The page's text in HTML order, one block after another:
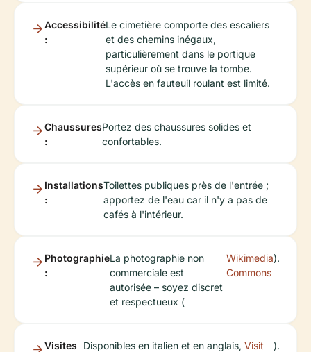
Accessibilité
:
Le cimetière comporte des escaliers
et des chemins inégaux,
particulièrement dans le portique
supérieur où se trouve la tombe.
L'accès en fauteuil roulant est limité.
Chaussures
:
Portez des chaussures solides et
confortables.
Installations
:
Toilettes publiques près de l'entrée ;
apportez de l'eau car il n'y a pas de
cafés à l'intérieur.
Photographie
:
La photographie non
commerciale est
autorisée – soyez discret
et respectueux (
Wikimedia
Commons
).
Visites
Disponibles en italien et en anglais, Visit
).